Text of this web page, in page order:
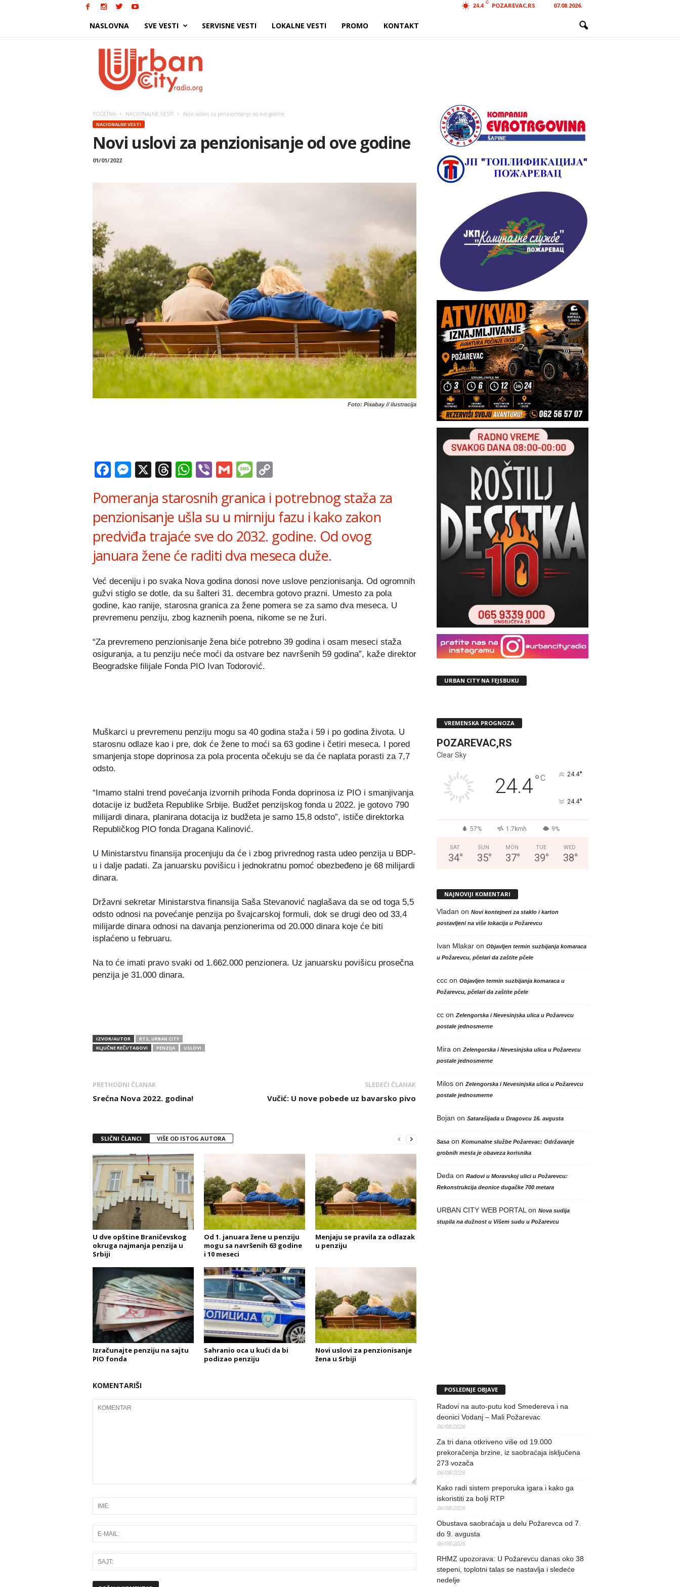
24.4
C POZAREVAC,RS 07.08.2026.
NASLOVNA SVE VESTI SERVISNE VESTI LOKALNE VESTI PROMO KONTAKT
POČETNA NACIONALNE VESTI Novi uslovi za penzionisanje od ove godine
NACIONALNE VESTI
Novi uslovi za penzionisanje od ove godine
01/01/2022
Foto: Pixabay // ilustracija
Facebook
Messenger
X Threads
WhatsApp
ViberGmailMessage
Pomeranja starosnih granica i potrebnog staža za
penzionisanje ušla su u mirniju fazu i kako zakon
predviđa trajaće sve do 2032. godine. Od ovog
januara žene će raditi dva meseca duže.
Već deceniju i po svaka Nova godina donosi nove uslove penzionisanja. Od ogromnih
gužvi stiglo se dotle, da su šalteri 31. decembra gotovo prazni. Umesto za pola
godine, kao ranije, starosna granica za žene pomera se za samo dva meseca. U
prevremenu penziju, zbog kaznenih poena, nikome se ne žuri.
“Za prevremeno penzionisanje žena biće potrebno 39 godina i osam meseci staža
osiguranja, a tu penziju neće moći da ostvare bez navršenih 59 godina”, kaže direktor
Beogradske filijale Fonda PIO Ivan Todorović.
Muškarci u prevremenu penziju mogu sa 40 godina staža i 59 i po godina života. U
starosnu odlaze kao i pre, dok će žene to moći sa 63 godine i četiri meseca. I pored
smanjenja stope doprinosa za pola procenta očekuju se da će naplata porasti za 7,7
odsto.
“Imamo stalni trend povećanja izvornih prihoda Fonda doprinosa iz PIO i smanjivanja
dotacije iz budžeta Republike Srbije. Budžet penzijskog fonda u 2022. je gotovo 790
milijardi dinara, planirana dotacija iz budžeta je samo 15,8 odsto”, ističe direktorka
Republičkog PIO fonda Dragana Kalinović.
U Ministarstvu finansija procenjuju da će i zbog privrednog rasta udeo penzija u BDP-
u i dalje padati. Za januarsku povišicu i jednokratnu pomoć obezbeđeno je 68 milijardi
dinara.
Državni sekretar Ministarstva finansija Saša Stevanović naglašava da se od toga 5,5
odsto odnosi na povećanje penzija po švajcarskoj formuli, dok se drugi deo od 33,4
milijarde dinara odnosi na davanja penzionerima od 20.000 dinara koje će biti
isplaćeno u februaru.
Na to će imati pravo svaki od 1.662.000 penzionera. Uz januarsku povišicu prosečna
penzija je 31.000 dinara.
IZVOR/AUTOR
RTS, URBAN CITY
KLJUČNE REČI/TAGOVI
PENZIJA USLOVI
PRETHODNI ČLANAK
Srećna Nova 2022. godina!
SLEDEĆI ČLANAK
Vučić: U nove pobede uz bavarsko pivo
SLIČNI ČLANCI VIŠE OD ISTOG AUTORA
U dve opštine Braničevskog
okruga najmanja penzija u
Srbiji
Od 1. januara žene u penziju
mogu sa navršenih 63 godine
i 10 meseci
Menjaju se pravila za odlazak
u penziju
Izračunajte penziju na sajtu
PIO fonda
Sahranio oca u kući da bi
podizao penziju
Novi uslovi za penzionisanje
žena u Srbiji
KOMENTARIŠI
URBAN CITY NA FEJSBUKU
VREMENSKA PROGNOZA
POZAREVAC,RS
Clear Sky
24.4°C 24.4°
24.4°
57% 1.7kmh 9%
SAT
34°
SUN
35°
MON
37°
TUE
39°
WED
38°
NAJNOVIJI KOMENTARI
Vladan on Novi kontejneri za staklo i karton
postavljeni na više lokacija u Požarevcu
Ivan Mlakaron Objavljen termin suzbijanja komaraca
u Požarevcu, pčelari da zaštite pčele
cccon Objavljen termin suzbijanja komaraca u
Požarevcu, pčelari da zaštite pčele
ccon Zelengorska i Nevesinjska ulica u Požarevcu
postale jednosmerne
Mira on Zelengorska i Nevesinjska ulica u Požarevcu
postale jednosmerne
Miloson Zelengorska i Nevesinjska ulica u Požarevcu
postale jednosmerne
Bojan on Satarašijada u Dragovcu 16. avgusta
Sasaon Komunalne službe Požarevac: Održavanje
grobnih mesta je obaveza korisnika
Deda on Radovi u Moravskoj ulici u Požarevcu:
Rekonstrukcija deonice dugačke 700 metara
URBAN CITY WEB PORTAL on Nova sudija
stupila na dužnost u Višem sudu u Požarevcu
POSLEDNJE OBJAVE
Radovi na auto-putu kod Smedereva i na
deonici Vodanj – Mali Požarevac
06/08/2026
Za tri dana otkriveno više od 19.000
prekoračenja brzine, iz saobraćaja isključena
273 vozača
06/08/2026
Kako radi sistem preporuka igara i kako ga
iskoristiti za bolji RTP
06/08/2026
Obustava saobraćaja u delu Požarevca od 7.
do 9. avgusta
06/08/2026
RHMZ upozorava: U Požarevcu danas oko 38
stepeni, toplotni talas se nastavlja i sledeće
nedelje